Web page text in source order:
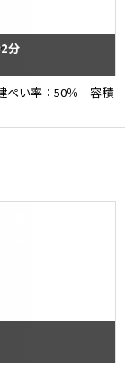
分
ぺい率：50％ 容積